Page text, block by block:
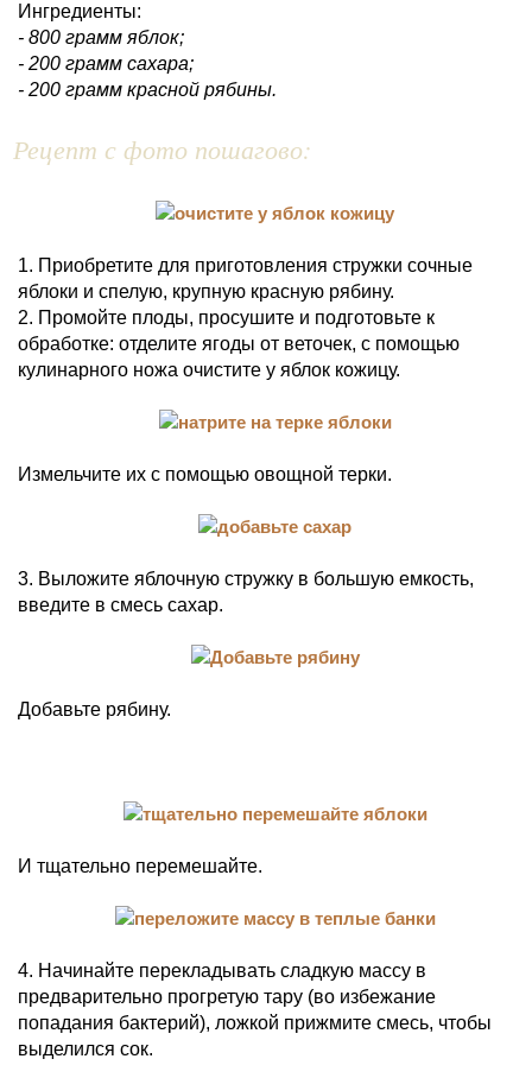
Ингредиенты:
- 800 грамм яблок;
- 200 грамм сахара;
- 200 грамм красной рябины.
Рецепт с фото пошагово:
1. Приобретите для приготовления стружки сочные
яблоки и спелую, крупную красную рябину.
2. Промойте плоды, просушите и подготовьте к
обработке: отделите ягоды от веточек, с помощью
кулинарного ножа очистите у яблок кожицу.
Измельчите их с помощью овощной терки.
3. Выложите яблочную стружку в большую емкость,
введите в смесь сахар.
Добавьте рябину.
И тщательно перемешайте.
4. Начинайте перекладывать сладкую массу в
предварительно прогретую тару (во избежание
попадания бактерий), ложкой прижмите смесь, чтобы
выделился сок.